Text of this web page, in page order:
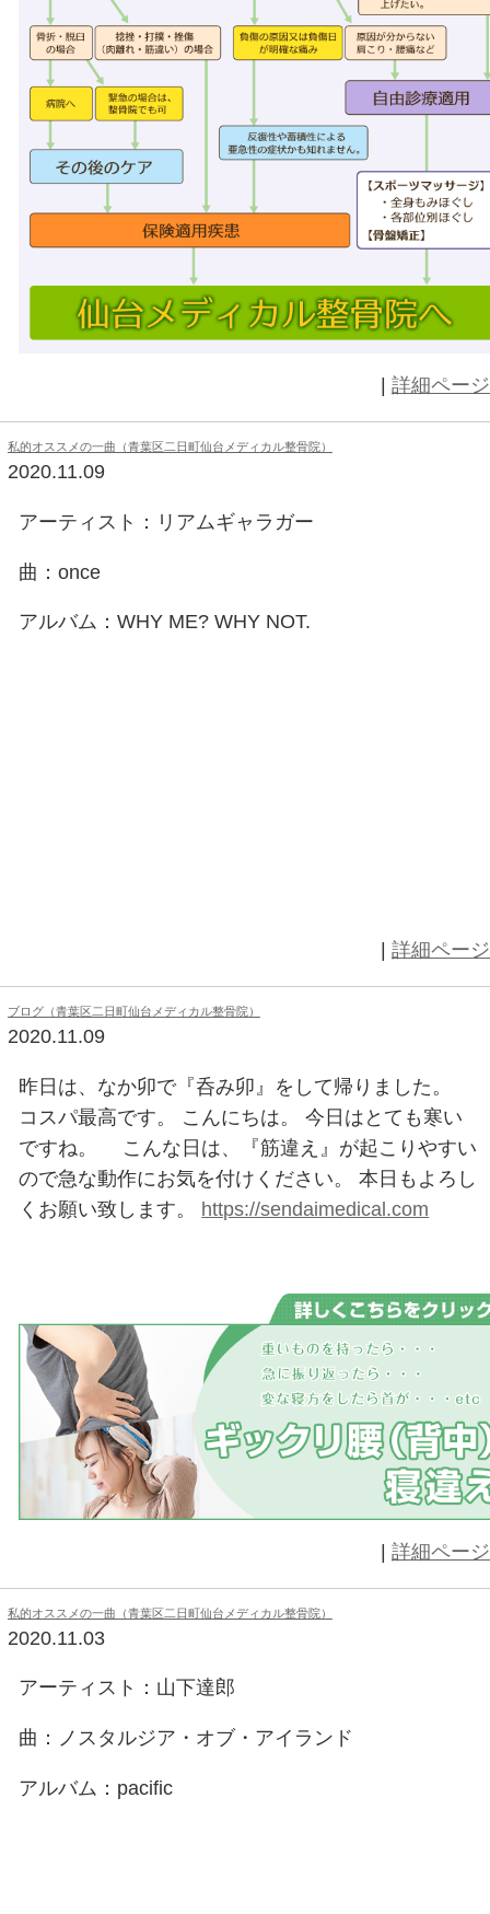
保険適用か自由診療か（青葉区二日町仙台メディカル整骨院
2020.11.18
私的オススメの一曲（青葉区二日町仙台メディカル整骨院）
2020.11.09
アーティスト：リアムギャラガー
アルバム：WHY ME? WHY NOT.